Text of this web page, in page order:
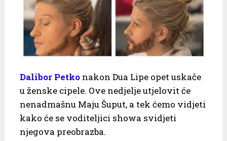
Dalibor Petkonakon Dua Lipe opet uskače
u ženske cipele. Ove nedjelje utjelovit će
nenadmašnu Maju Šuput, a tek ćemo vidjeti
kako će se voditeljici showa svidjeti
njegova preobrazba.